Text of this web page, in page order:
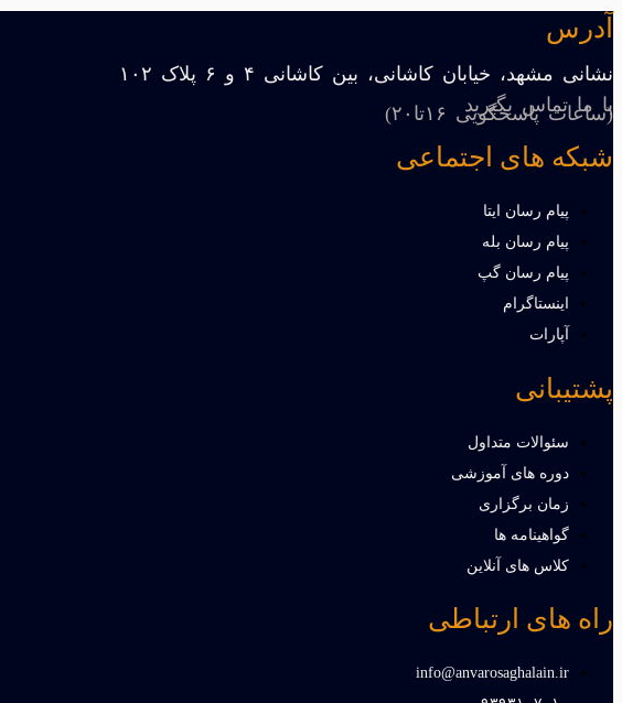
آدرس
نشانی مشهد، خیابان کاشانی، بین کاشانی ۴ و ۶ پلاک ۱۰۲
با ما تماس بگیرید
(ساعات پاسخگویی ۱۶تا۲۰)
شبکه های اجتماعی
پیام رسان ایتا
پیام رسان بله
پیام رسان گپ
اینستاگرام
آپارات
پشتیبانی
سئوالات متداول
دوره های آموزشی
زمان برگزاری
گواهینامه ها
کلاس های آنلاین
راه های ارتباطی
info@anvarosaghalain.ir​